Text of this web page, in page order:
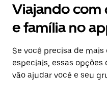
Viajando com
e família no
Se você precisa de
especiais, essas
vão ajudar você e seu